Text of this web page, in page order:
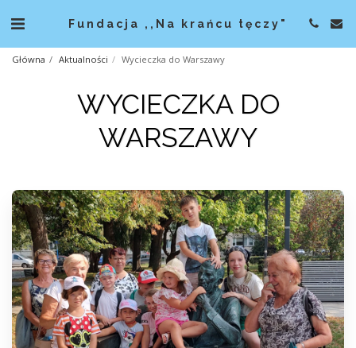
Fundacja ,,Na krańcu tęczy"
Główna Aktualności Wycieczka do Warszawy
WYCIECZKA DO
WARSZAWY